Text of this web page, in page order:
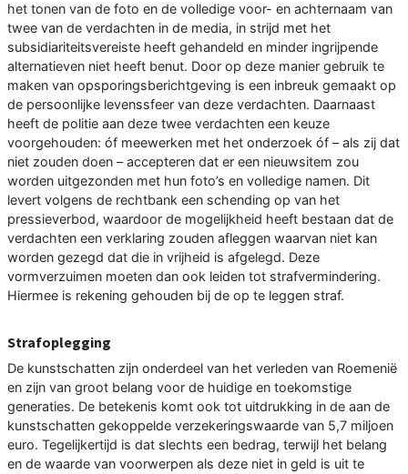
het tonen van de foto en de volledige voor- en achternaam van
twee van de verdachten in de media, in strijd met het
subsidiariteitsvereiste heeft gehandeld en minder ingrijpende
alternatieven niet heeft benut. Door op deze manier gebruik te
maken van opsporingsberichtgeving is een inbreuk gemaakt op
de persoonlijke levenssfeer van deze verdachten. Daarnaast
heeft de politie aan deze twee verdachten een keuze
voorgehouden: óf meewerken met het onderzoek óf – als zij dat
niet zouden doen – accepteren dat er een nieuwsitem zou
worden uitgezonden met hun foto’s en volledige namen. Dit
levert volgens de rechtbank een schending op van het
pressieverbod, waardoor de mogelijkheid heeft bestaan dat de
verdachten een verklaring zouden afleggen waarvan niet kan
worden gezegd dat die in vrijheid is afgelegd. Deze
vormverzuimen moeten dan ook leiden tot strafvermindering.
Hiermee is rekening gehouden bij de op te leggen straf.
Strafoplegging
De kunstschatten zijn onderdeel van het verleden van Roemenië
en zijn van groot belang voor de huidige en toekomstige
generaties. De betekenis komt ook tot uitdrukking in de aan de
kunstschatten gekoppelde verzekeringswaarde van 5,7 miljoen
euro. Tegelijkertijd is dat slechts een bedrag, terwijl het belang
en de waarde van voorwerpen als deze niet in geld is uit te